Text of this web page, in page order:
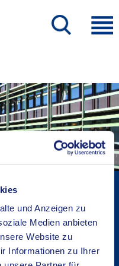
und Anzeigen zu
Medien anbieten
Website zu
Informationen zu Ihrer